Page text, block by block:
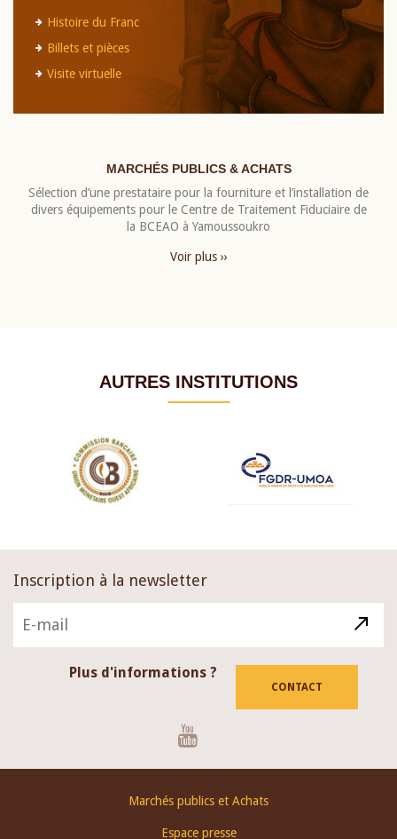
Histoire du Franc
Billets et pièces
Visite virtuelle
MARCHÉS PUBLICS & ACHATS
Sélection d’une prestataire pour la fourniture et l’installation de
divers équipements pour le Centre de Traitement Fiduciaire de
la BCEAO à Yamoussoukro
Voir plus ››
AUTRES INSTITUTIONS
Inscription à la newsletter
Plus d'informations ?
CONTACT
Marchés publics et Achats
Espace presse